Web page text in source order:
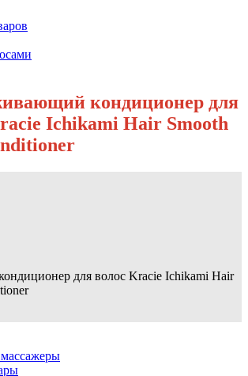
кондиционер для
Ichikami Hair Smooth
для волос Kracie Ichikami Hair